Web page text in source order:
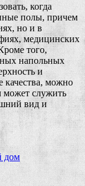
когда
полы, причем
но и в
медицинских
того,
напольных
и
качества, можно
может служить
вид и
дом